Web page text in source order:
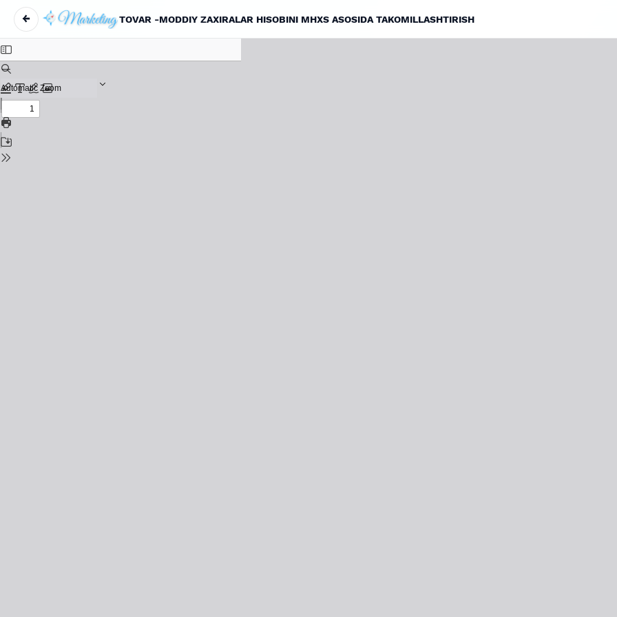
←
Maqola tafsilotlariga qaytish
TOVAR -MODDIY ZAXIRALAR HISOBINI MHXS ASOSIDA TAKOMILLASHTIRISH